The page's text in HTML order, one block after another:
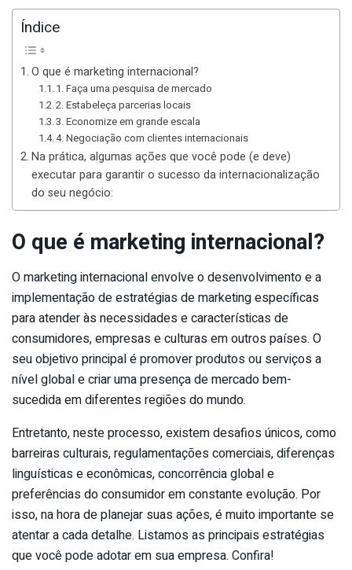
Índice
O que é marketing internacional?
1. Faça uma pesquisa de mercado
2. Estabeleça parcerias locais
3. Economize em grande escala
4. Negociação com clientes internacionais
Na prática, algumas ações que você pode (e deve)
executar para garantir o sucesso da internacionalização
do seu negócio:
O que é marketing internacional?
O marketing internacional envolve o desenvolvimento e a
implementação de estratégias de marketing específicas
para atender às necessidades e características de
consumidores, empresas e culturas em outros países. O
seu objetivo principal é promover produtos ou serviços a
nível global e criar uma presença de mercado bem-
sucedida em diferentes regiões do mundo.
Entretanto, neste processo, existem desafios únicos, como
barreiras culturais, regulamentações comerciais, diferenças
linguísticas e econômicas, concorrência global e
preferências do consumidor em constante evolução. Por
isso, na hora de planejar suas ações, é muito importante se
atentar a cada detalhe. Listamos as principais estratégias
que você pode adotar em sua empresa. Confira!